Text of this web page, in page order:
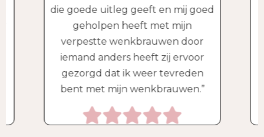
die goede uitleg geeft en mij goed
geholpen heeft met mijn
verpestte wenkbrauwen door
iemand anders heeft zij ervoor
gezorgd dat ik weer tevreden
bent met mijn wenkbrauwen.